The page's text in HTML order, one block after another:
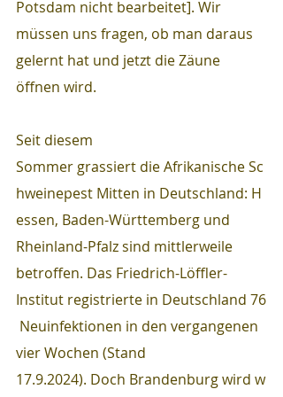
Potsdam nicht bearbeitet]. Wir
müssen uns fragen, ob man daraus
gelernt hat und jetzt die Zäune
öffnen wird.
Seit diesem
Sommer grassiert die Afrikanische Sc
hweinepest Mitten in Deutschland: H
essen, Baden-Württemberg und
Rheinland-Pfalz sind mittlerweile
betroffen. Das Friedrich-Löffler-
Institut registrierte in Deutschland 76
Neuinfektionen in den vergangenen
vier Wochen (Stand
17.9.2024). Doch Brandenburg wird w